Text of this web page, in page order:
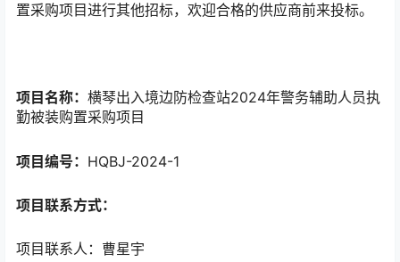
置采购项目进行其他招标，欢迎合格的供应商前来投标。
项目名称： 横琴出入境边防检查站2024年警务辅助人员执
勤被装购置采购项目
项目编号： HQBJ-2024-1
项目联系方式：
项目联系人：曹星宇